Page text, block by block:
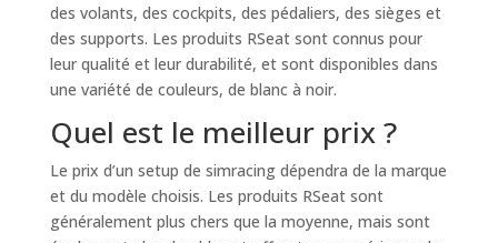
des volants, des cockpits, des pédaliers, des sièges et
des supports. Les produits RSeat sont connus pour
leur qualité et leur durabilité, et sont disponibles dans
une variété de couleurs, de blanc à noir.
Quel est le meilleur prix ?
Le prix d’un setup de simracing dépendra de la marque
et du modèle choisis. Les produits RSeat sont
généralement plus chers que la moyenne, mais sont